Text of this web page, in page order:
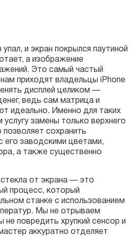
и экран покрылся паутиной
а изображение
Это самый частый
приходят владельцы iPhone
дисплей целиком —
ведь сам матрица и
идеально. Именно для таких
замены только верхнего
сохранить
его заводскими цветами,
а также существенно
от экрана — это
процесс, который
станке с использованием
Мы не отрываем
не повредить хрупкий сенсор и
аккуратно отделяет